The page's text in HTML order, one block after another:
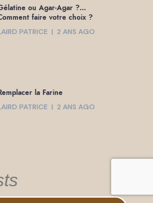
ou Agar-Agar ?…
faire votre choix ?
PATRICE
2 ANS AGO
la Farine
PATRICE
2 ANS AGO